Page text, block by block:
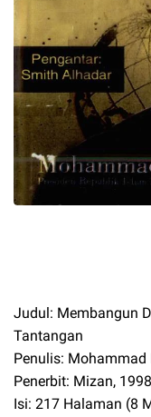
Judul: Membangun
Tantangan
Penulis: Mohammad
Penerbit: Mizan, 1998
Isi: 217 Halaman (8